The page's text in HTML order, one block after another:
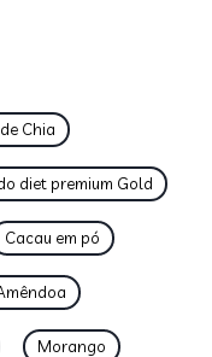
Chia
diet premium Gold
Cacau em pó
Morango